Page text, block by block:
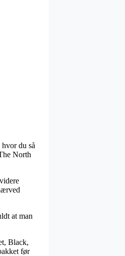
du så
North
at man
Black,
før